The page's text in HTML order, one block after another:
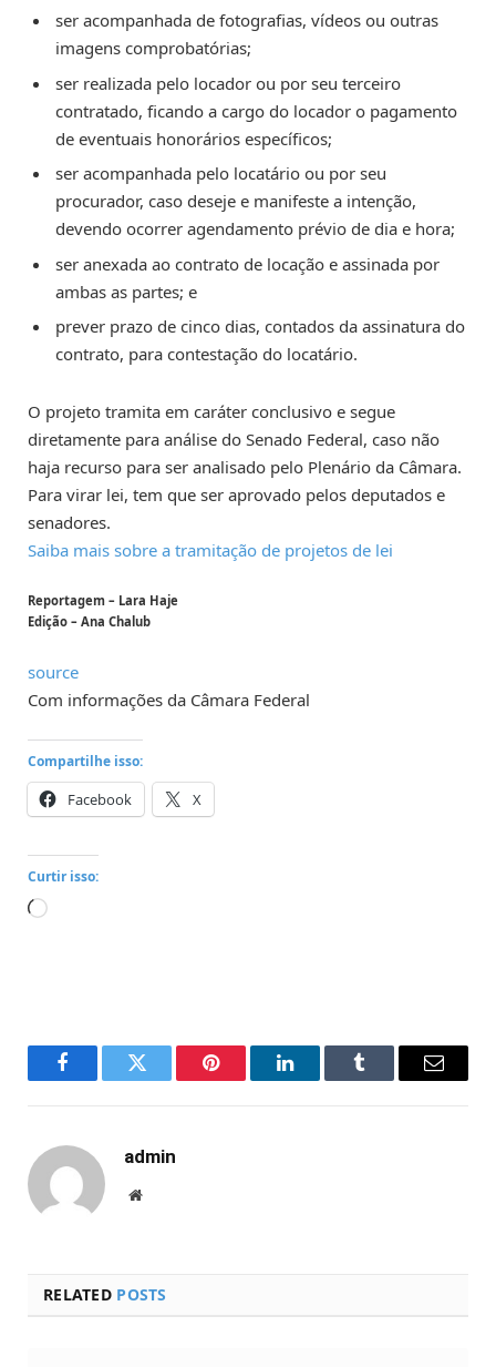
ser acompanhada de fotografias, vídeos ou outras
imagens comprobatórias;
ser realizada pelo locador ou por seu terceiro
contratado, ficando a cargo do locador o pagamento
de eventuais honorários específicos;
ser acompanhada pelo locatário ou por seu
procurador, caso deseje e manifeste a intenção,
devendo ocorrer agendamento prévio de dia e hora;
ser anexada ao contrato de locação e assinada por
ambas as partes; e
prever prazo de cinco dias, contados da assinatura do
contrato, para contestação do locatário.
O projeto tramita em caráter conclusivo e segue
diretamente para análise do Senado Federal, caso não
haja recurso para ser analisado pelo Plenário da Câmara.
Para virar lei, tem que ser aprovado pelos deputados e
senadores.
Saiba mais sobre a tramitação de projetos de lei
Reportagem – Lara Haje
Edição – Ana Chalub
source
Com informações da Câmara Federal
Compartilhe isso:
Facebook X
Curtir isso:
Carregando...
FacebookTwitter Pinterest LinkedInTumblr Email
admin
Website
RELATED POSTS